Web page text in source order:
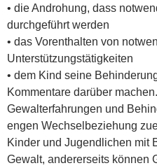
• die Androhung, dass
durchgeführt werden
• das Vorenthalten von
Unterstützungstätigkeiten
• dem Kind seine
Kommentare darüber machen.
Gewalterfahrungen und
engen Wechselbeziehung
Kinder und Jugendlichen mit
Gewalt, andererseits können